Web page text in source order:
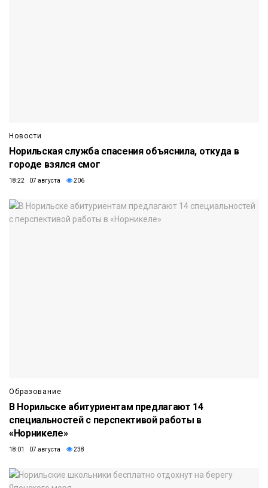
Новости
Норильская служба спасения объяснила, откуда в
городе взялся смог
18:22 07 августа 206
Образование
В Норильске абитуриентам предлагают 14
специальностей с перспективой работы в
«Норникеле»
18:01 07 августа 238